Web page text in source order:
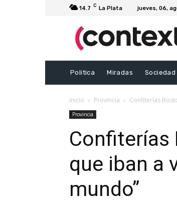
14.7 C La Plata jueves, 06,
Politica Miradas Sociedad
Inicio Provincia Confiterías
Provincia
Confiterías
que iban a
mundo”